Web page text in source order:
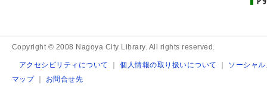
Copyright © 2008 Nagoya City Library. All rights reserved.
アクセシビリティについて ｜個人情報の取り扱いについて ｜ ソーシャ
マップ｜ お問合せ先